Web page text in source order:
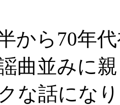
から70年
曲並みに
な話にな